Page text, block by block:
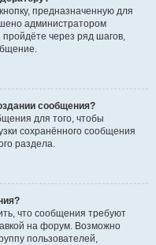
предназначенную для
администратором
через ряд шагов,
сообщения?
для того, чтобы
сохранённого сообщения
раздела.
что сообщения требуют
на форум. Возможно
пользователей,